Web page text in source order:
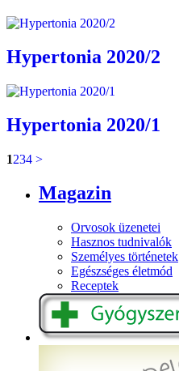
Hypertonia 2020/2
Hypertonia 2020/1
1234 >
Magazin
Orvosok üzenetei
Hasznos tudnivalók
Személyes történetek
Egészséges életmód
Receptek